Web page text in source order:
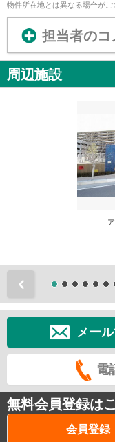
物件所在地とは異なる場合がご
担当者のコ
周辺施設
メー
電
無料会員登録は
会員登録